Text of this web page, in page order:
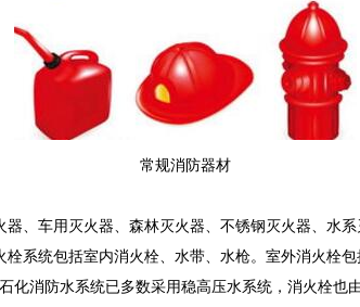
常规消防器材
、车用灭火器、森林灭火器、不锈钢灭火器、水
系统包括室内消火栓、水带、水枪。室外消火栓
消防水系统已多数采用稳高压水系统，消火栓也